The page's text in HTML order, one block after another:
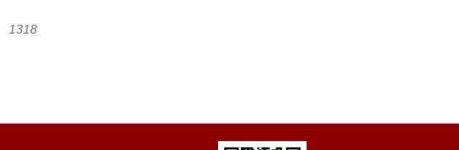
1318